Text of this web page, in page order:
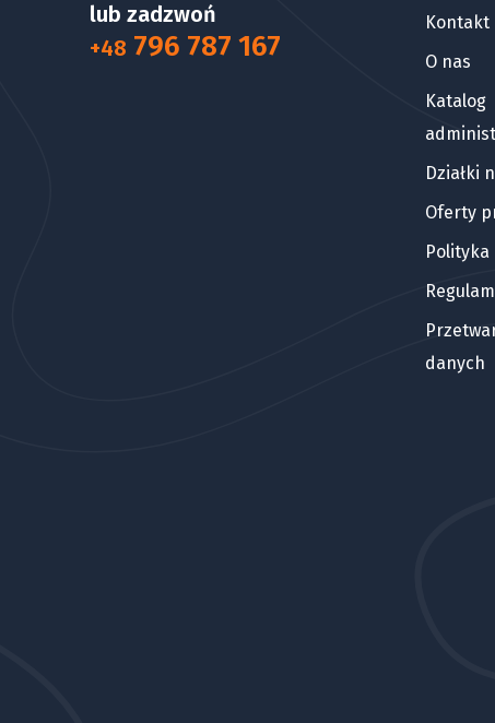
lub zadzwoń
+48 796 787 167
Kontakt
O nas
Katalog
Działki
Oferty
danych